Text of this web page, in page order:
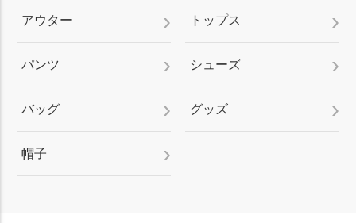
アウター トップス
パンツ シューズ
バッグ グッズ
帽子